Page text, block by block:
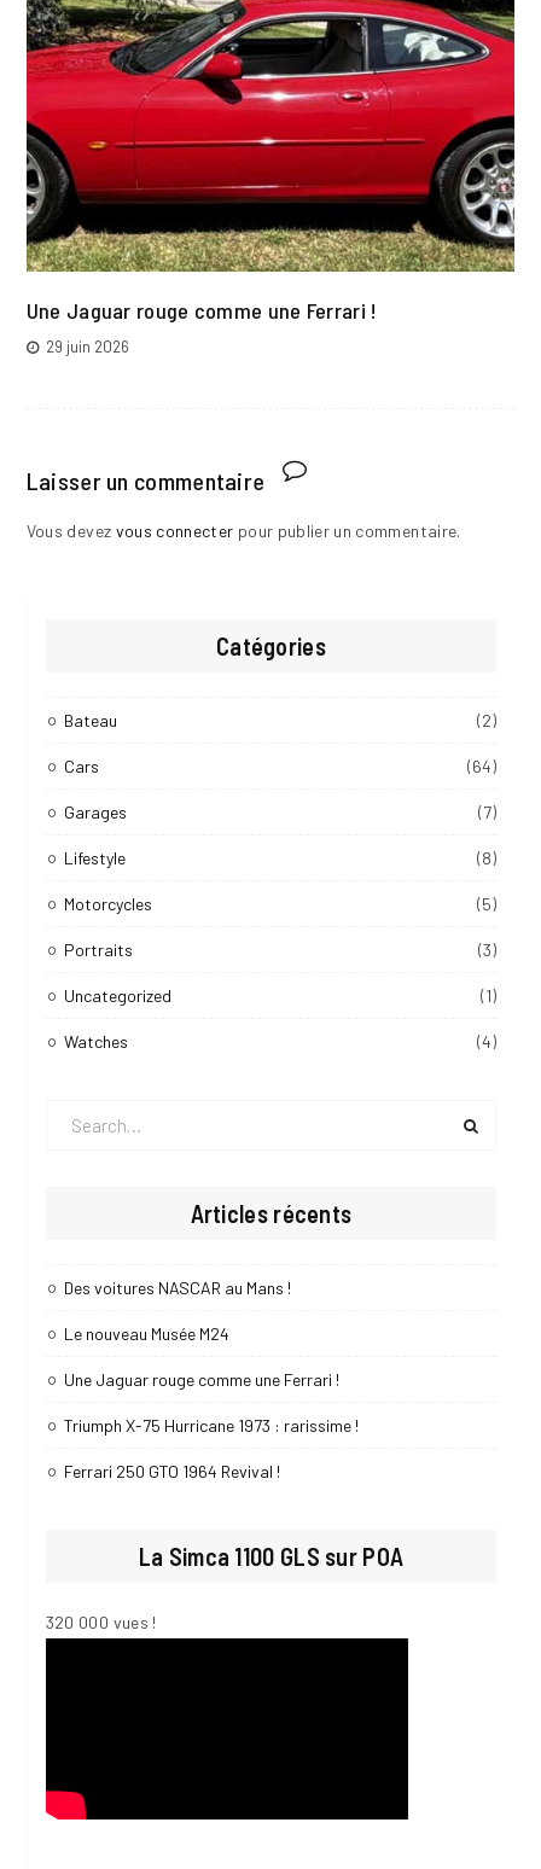
Une Jaguar rouge comme une Ferrari !
29 juin 2026
Laisser un commentaire
Vous devez vous connecter pour publier un commentaire.
Catégories
Bateau (2)
Cars (64)
Garages (7)
Lifestyle (8)
Motorcycles (5)
Portraits (3)
Uncategorized (1)
Watches (4)
Articles récents
Des voitures NASCAR au Mans !
Le nouveau Musée M24
Une Jaguar rouge comme une Ferrari !
Triumph X-75 Hurricane 1973 : rarissime !
Ferrari 250 GTO 1964 Revival !
La Simca 1100 GLS sur POA
320 000 vues !